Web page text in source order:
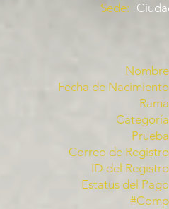
Sede:
Fecha de
Correo de
ID del
Estatus del